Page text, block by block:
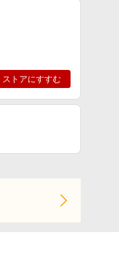
ストアにすすむ